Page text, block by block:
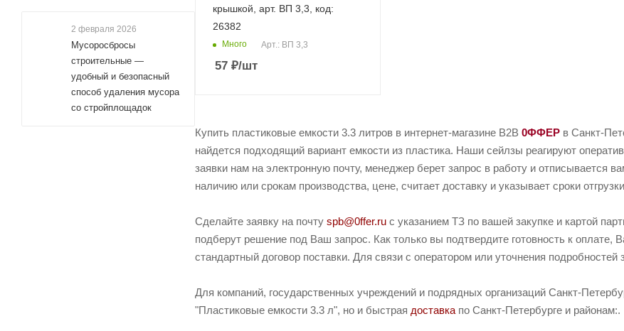
крышкой, арт. ВП 3,3, код:
26382
Много Арт.: ВП 3,3
57 ₽/шт
Купить пластиковые емкости 3.3 литров в интернет-магазине B2B 0ФФЕР в Санкт-
найдется подходящий вариант емкости из пластика. Наши сейлзы реагируют
заявки нам на электронную почту, менеджер берет запрос в работу и отписывается
наличию или срокам производства, цене, считает доставку и указывает сроки
Сделайте заявку на почту spb@0ffer.ru с указанием ТЗ по вашей закупке и картой
подберут решение под Ваш запрос. Как только вы подтвердите готовность к оплате,
стандартный договор поставки. Для связи с оператором или уточнения подробностей
Для компаний, государственных учреждений и подрядных организаций Санкт-
"Пластиковые емкости 3.3 л", но и быстрая доставка по Санкт-Петербурге и районам:.
2 февраля 2026
Мусоросбросы
строительные —
удобный и безопасный
способ удаления мусора
со стройплощадок